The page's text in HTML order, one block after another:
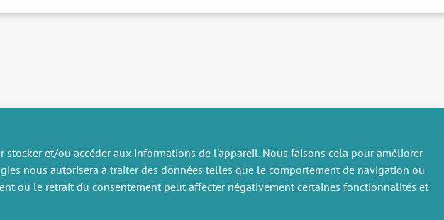
et/ou accéder aux informations de l'appareil. Nous faisons cela pour améliorer
nous autorisera à traiter des données telles que le comportement de navigation ou
ou le retrait du consentement peut affecter négativement certaines fonctionnalités et
RECHERCHE DIVERS NOUS